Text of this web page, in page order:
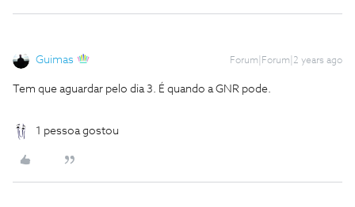
Guimas Forum|Forum|2 years ago
Tem que aguardar pelo dia 3. É quando a GNR pode.
1 pessoa gostou